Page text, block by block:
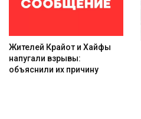
Жителей Крайот и Хайфы
напугали взрывы:
объяснили их причину